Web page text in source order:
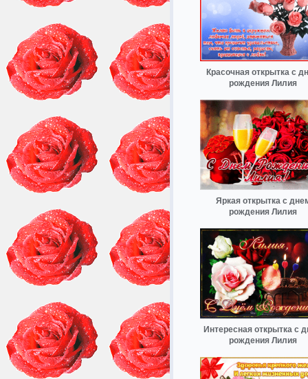
Красочная открытка с
рождения Лилия
Яркая открытка с
рождения Лилия
Интересная открытка с
рождения Лилия